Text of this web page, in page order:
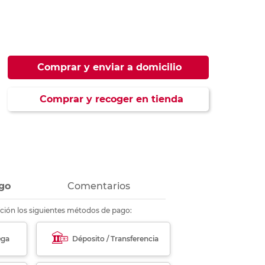
Comprar y enviar a domicilio
Comprar y recoger en tienda
Comentarios
los siguientes métodos de pago:
Déposito / Transferencia